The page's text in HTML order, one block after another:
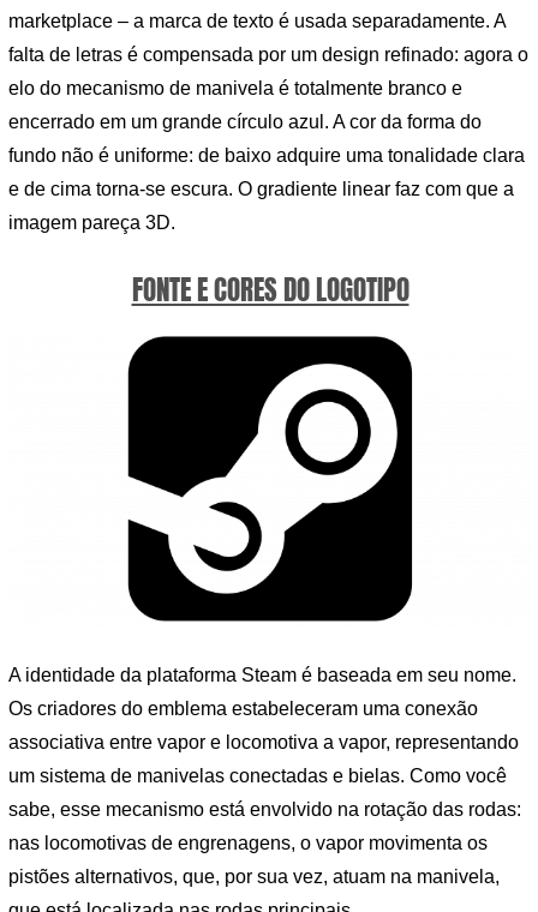
marketplace – a marca de texto é usada separadamente. A
falta de letras é compensada por um design refinado: agora o
elo do mecanismo de manivela é totalmente branco e
encerrado em um grande círculo azul. A cor da forma do
fundo não é uniforme: de baixo adquire uma tonalidade clara
e de cima torna-se escura. O gradiente linear faz com que a
imagem pareça 3D.
FONTE E CORES DO LOGOTIPO
A identidade da plataforma Steam é baseada em seu nome.
Os criadores do emblema estabeleceram uma conexão
associativa entre vapor e locomotiva a vapor, representando
um sistema de manivelas conectadas e bielas. Como você
sabe, esse mecanismo está envolvido na rotação das rodas:
nas locomotivas de engrenagens, o vapor movimenta os
pistões alternativos, que, por sua vez, atuam na manivela,